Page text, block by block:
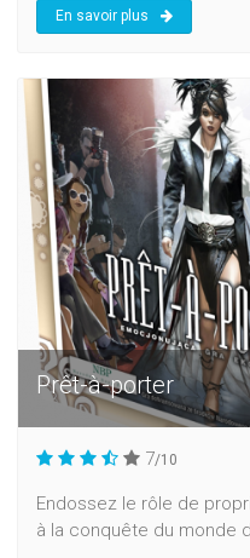
En savoir plus
Prêt-à-porter
7/10
Endossez le rôle de
à la conquête du monde